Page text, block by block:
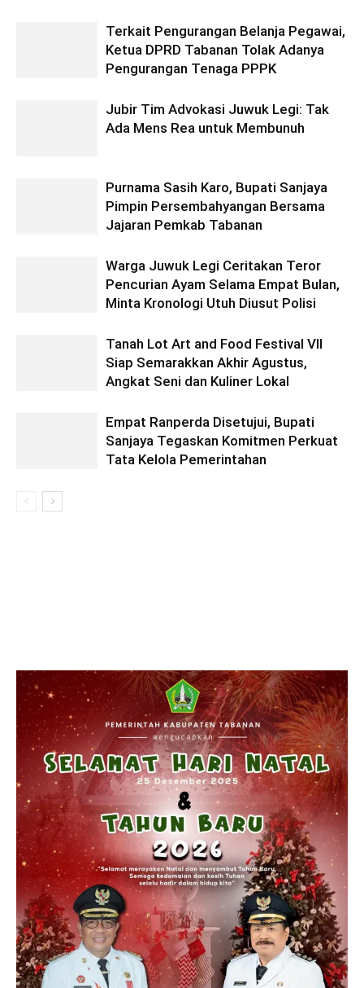
Terkait Pengurangan Belanja Pegawai,
Ketua DPRD Tabanan Tolak Adanya
Pengurangan Tenaga PPPK
Jubir Tim Advokasi Juwuk Legi: Tak
Ada Mens Rea untuk Membunuh
Purnama Sasih Karo, Bupati Sanjaya
Pimpin Persembahyangan Bersama
Jajaran Pemkab Tabanan
Warga Juwuk Legi Ceritakan Teror
Pencurian Ayam Selama Empat Bulan,
Minta Kronologi Utuh Diusut Polisi
Tanah Lot Art and Food Festival VII
Siap Semarakkan Akhir Agustus,
Angkat Seni dan Kuliner Lokal
Empat Ranperda Disetujui, Bupati
Sanjaya Tegaskan Komitmen Perkuat
Tata Kelola Pemerintahan